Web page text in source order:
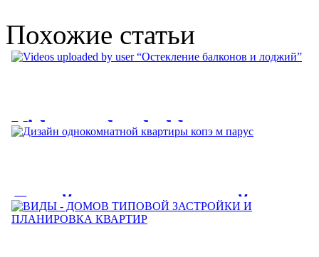
Похожие статьи
Videos uploaded by user
Videos uploaded by user “Остекление балконов и лоджий. Цены
Дизайн однокомнатной
квартиры копэ м парус